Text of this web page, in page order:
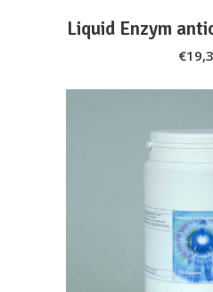
Liquid Enzym
€
ADD TO